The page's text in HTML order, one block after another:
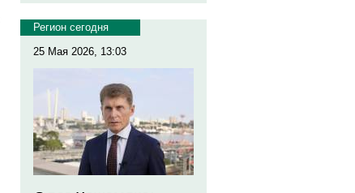
Регион сегодня
25 Мая 2026, 13:03